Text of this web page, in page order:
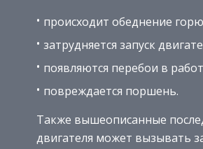
происходит обеднение
затрудняется запуск
появляются перебои в
повреждается поршень.
Также вышеописанные
двигателя может вызывать